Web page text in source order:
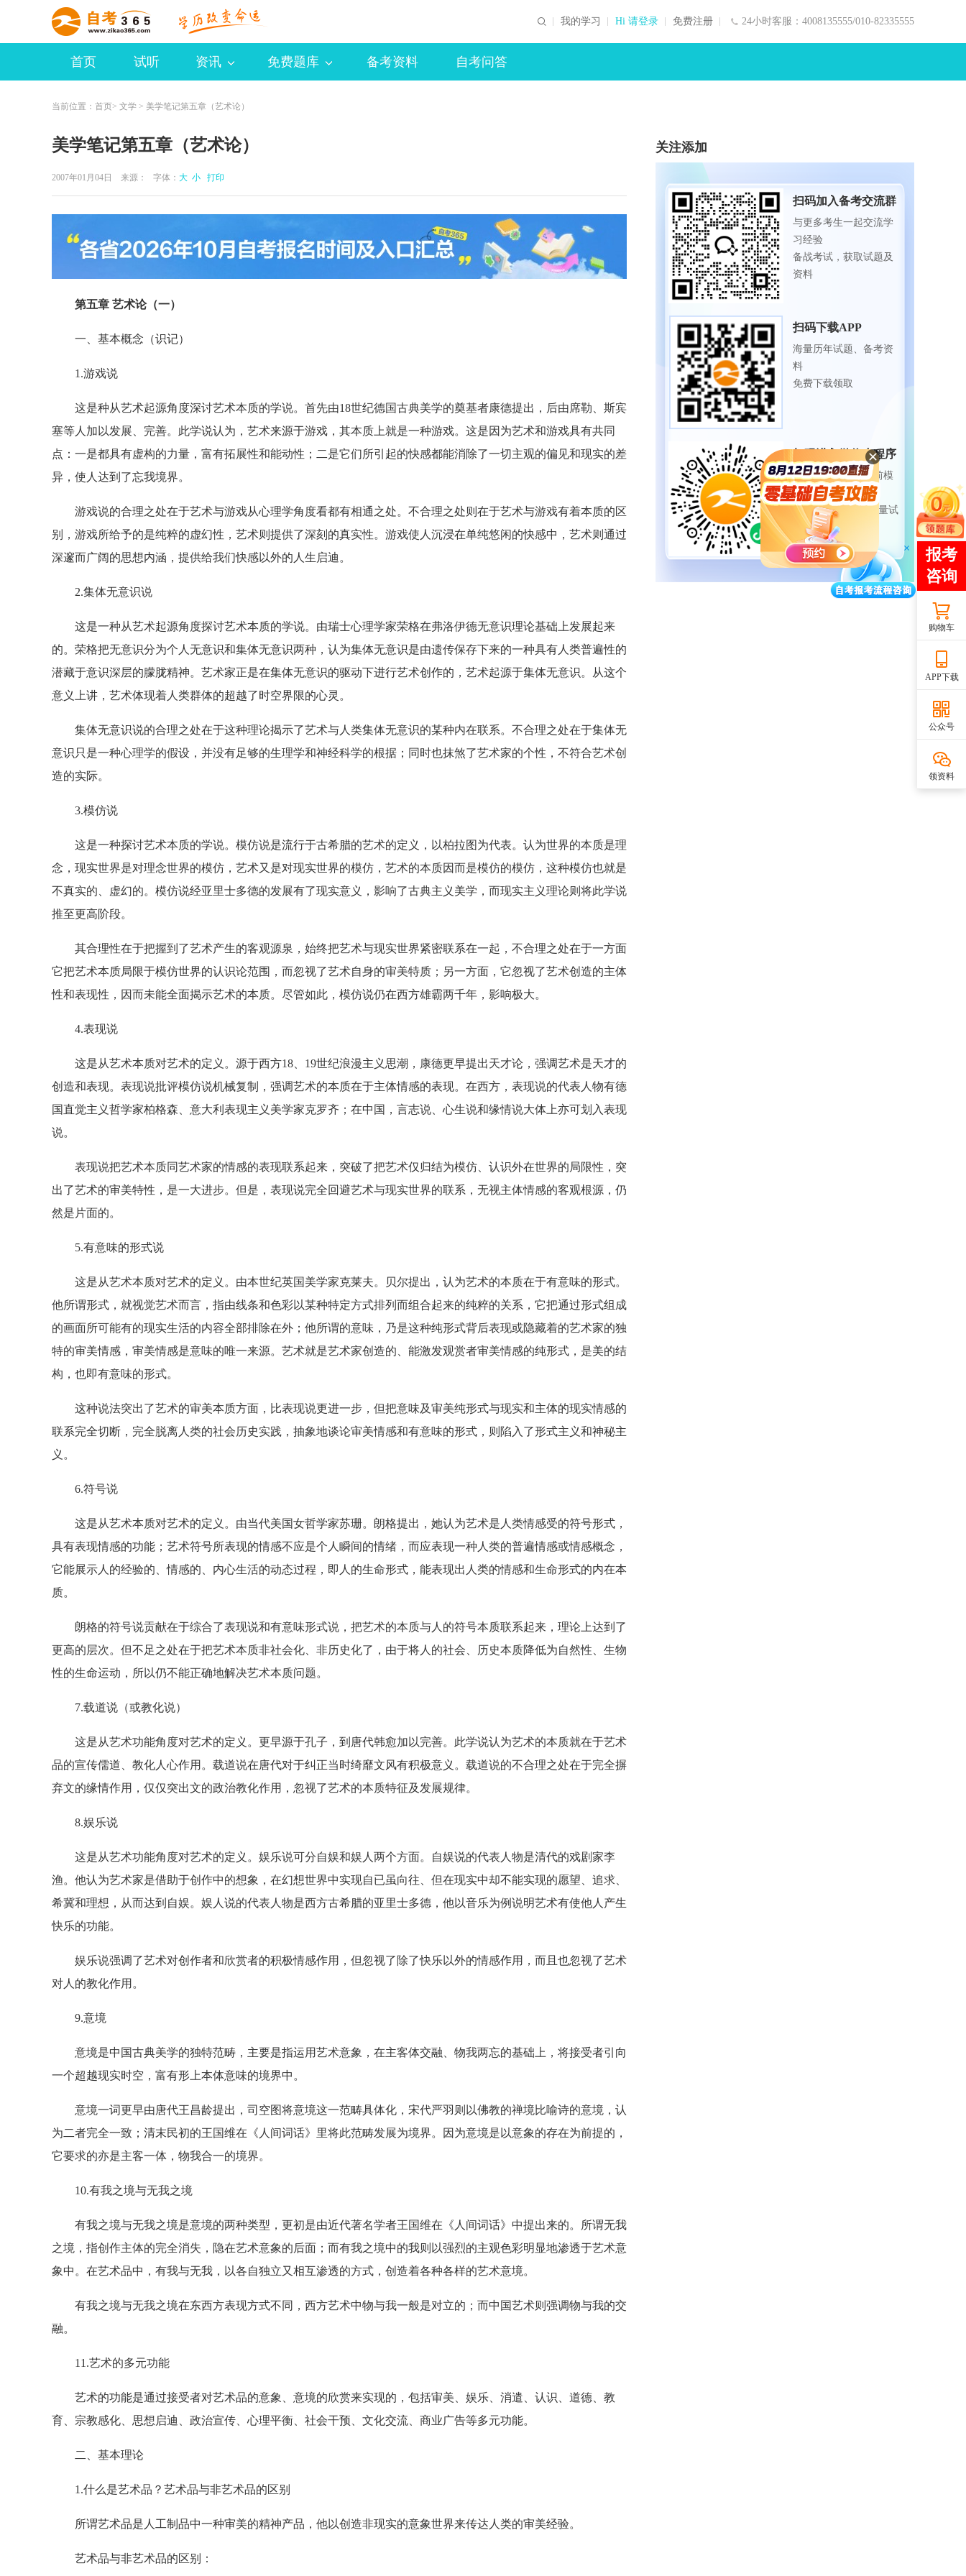
24小时客服：4008135555/010-82335555
我的学习 Hi 请登录 免费注册
首页 试听 资讯 免费题库 备考资料 自考问答
当前位置： 首页> 文学 > 美学笔记第五章（艺术论）
美学笔记第五章（艺术论）
2007年01月04日 来源： 字体： 大 小 打印
第五章 艺术论（一）
一、基本概念（识记）
1.游戏说
这是种从艺术起源角度深讨艺术本质的学说。首先由18世纪德国古典美学的奠基者康德提出，后由席勒、斯宾
塞等人加以发展、完善。此学说认为，艺术来源于游戏，其本质上就是一种游戏。这是因为艺术和游戏具有共同
点：一是都具有虚构的力量，富有拓展性和能动性；二是它们所引起的快感都能消除了一切主观的偏见和现实的差
异，使人达到了忘我境界。
游戏说的合理之处在于艺术与游戏从心理学角度看都有相通之处。不合理之处则在于艺术与游戏有着本质的区
别，游戏所给予的是纯粹的虚幻性，艺术则提供了深刻的真实性。游戏使人沉浸在单纯悠闲的快感中，艺术则通过
深邃而广阔的思想内涵，提供给我们快感以外的人生启迪。
2.集体无意识说
这是一种从艺术起源角度探讨艺术本质的学说。由瑞士心理学家荣格在弗洛伊德无意识理论基础上发展起来
的。荣格把无意识分为个人无意识和集体无意识两种，认为集体无意识是由遗传保存下来的一种具有人类普遍性的
潜藏于意识深层的朦胧精神。艺术家正是在集体无意识的驱动下进行艺术创作的，艺术起源于集体无意识。从这个
意义上讲，艺术体现着人类群体的超越了时空界限的心灵。
集体无意识说的合理之处在于这种理论揭示了艺术与人类集体无意识的某种内在联系。不合理之处在于集体无
意识只是一种心理学的假设，并没有足够的生理学和神经科学的根据；同时也抹煞了艺术家的个性，不符合艺术创
造的实际。
3.模仿说
这是一种探讨艺术本质的学说。模仿说是流行于古希腊的艺术的定义，以柏拉图为代表。认为世界的本质是理
念，现实世界是对理念世界的模仿，艺术又是对现实世界的模仿，艺术的本质因而是模仿的模仿，这种模仿也就是
不真实的、虚幻的。模仿说经亚里士多德的发展有了现实意义，影响了古典主义美学，而现实主义理论则将此学说
推至更高阶段。
其合理性在于把握到了艺术产生的客观源泉，始终把艺术与现实世界紧密联系在一起，不合理之处在于一方面
它把艺术本质局限于模仿世界的认识论范围，而忽视了艺术自身的审美特质；另一方面，它忽视了艺术创造的主体
性和表现性，因而未能全面揭示艺术的本质。尽管如此，模仿说仍在西方雄霸两千年，影响极大。
4.表现说
这是从艺术本质对艺术的定义。源于西方18、19世纪浪漫主义思潮，康德更早提出天才论，强调艺术是天才的
创造和表现。表现说批评模仿说机械复制，强调艺术的本质在于主体情感的表现。在西方，表现说的代表人物有德
国直觉主义哲学家柏格森、意大利表现主义美学家克罗齐；在中国，言志说、心生说和缘情说大体上亦可划入表现
说。
表现说把艺术本质同艺术家的情感的表现联系起来，突破了把艺术仅归结为模仿、认识外在世界的局限性，突
出了艺术的审美特性，是一大进步。但是，表现说完全回避艺术与现实世界的联系，无视主体情感的客观根源，仍
然是片面的。
5.有意味的形式说
这是从艺术本质对艺术的定义。由本世纪英国美学家克莱夫。贝尔提出，认为艺术的本质在于有意味的形式。
他所谓形式，就视觉艺术而言，指由线条和色彩以某种特定方式排列而组合起来的纯粹的关系，它把通过形式组成
的画面所可能有的现实生活的内容全部排除在外；他所谓的意味，乃是这种纯形式背后表现或隐藏着的艺术家的独
特的审美情感，审美情感是意味的唯一来源。艺术就是艺术家创造的、能激发观赏者审美情感的纯形式，是美的结
构，也即有意味的形式。
这种说法突出了艺术的审美本质方面，比表现说更进一步，但把意味及审美纯形式与现实和主体的现实情感的
联系完全切断，完全脱离人类的社会历史实践，抽象地谈论审美情感和有意味的形式，则陷入了形式主义和神秘主
义。
6.符号说
这是从艺术本质对艺术的定义。由当代美国女哲学家苏珊。朗格提出，她认为艺术是人类情感受的符号形式，
具有表现情感的功能；艺术符号所表现的情感不应是个人瞬间的情绪，而应表现一种人类的普遍情感或情感概念，
它能展示人的经验的、情感的、内心生活的动态过程，即人的生命形式，能表现出人类的情感和生命形式的内在本
质。
朗格的符号说贡献在于综合了表现说和有意味形式说，把艺术的本质与人的符号本质联系起来，理论上达到了
更高的层次。但不足之处在于把艺术本质非社会化、非历史化了，由于将人的社会、历史本质降低为自然性、生物
性的生命运动，所以仍不能正确地解决艺术本质问题。
7.载道说（或教化说）
这是从艺术功能角度对艺术的定义。更早源于孔子，到唐代韩愈加以完善。此学说认为艺术的本质就在于艺术
品的宣传儒道、教化人心作用。载道说在唐代对于纠正当时绮靡文风有积极意义。载道说的不合理之处在于完全摒
弃文的缘情作用，仅仅突出文的政治教化作用，忽视了艺术的本质特征及发展规律。
8.娱乐说
这是从艺术功能角度对艺术的定义。娱乐说可分自娱和娱人两个方面。自娱说的代表人物是清代的戏剧家李
渔。他认为艺术家是借助于创作中的想象，在幻想世界中实现自已虽向往、但在现实中却不能实现的愿望、追求、
希冀和理想，从而达到自娱。娱人说的代表人物是西方古希腊的亚里士多德，他以音乐为例说明艺术有使他人产生
快乐的功能。
娱乐说强调了艺术对创作者和欣赏者的积极情感作用，但忽视了除了快乐以外的情感作用，而且也忽视了艺术
对人的教化作用。
9.意境
意境是中国古典美学的独特范畴，主要是指运用艺术意象，在主客体交融、物我两忘的基础上，将接受者引向
一个超越现实时空，富有形上本体意味的境界中。
意境一词更早由唐代王昌龄提出，司空图将意境这一范畴具体化，宋代严羽则以佛教的禅境比喻诗的意境，认
为二者完全一致；清末民初的王国维在《人间词话》里将此范畴发展为境界。因为意境是以意象的存在为前提的，
它要求的亦是主客一体，物我合一的境界。
10.有我之境与无我之境
有我之境与无我之境是意境的两种类型，更初是由近代著名学者王国维在《人间词话》中提出来的。所谓无我
之境，指创作主体的完全消失，隐在艺术意象的后面；而有我之境中的我则以强烈的主观色彩明显地渗透于艺术意
象中。在艺术品中，有我与无我，以各自独立又相互渗透的方式，创造着各种各样的艺术意境。
有我之境与无我之境在东西方表现方式不同，西方艺术中物与我一般是对立的；而中国艺术则强调物与我的交
融。
11.艺术的多元功能
艺术的功能是通过接受者对艺术品的意象、意境的欣赏来实现的，包括审美、娱乐、消遣、认识、道德、教
育、宗教感化、思想启迪、政治宣传、心理平衡、社会干预、文化交流、商业广告等多元功能。
二、基本理论
1.什么是艺术品？艺术品与非艺术品的区别
所谓艺术品是人工制品中一种审美的精神产品，他以创造非现实的意象世界来传达人类的审美经验。
艺术品与非艺术品的区别：
关注添加
扫码加入备考交流群
与更多考生一起交流学
习经验
备战考试，获取试题及
资料
扫码下载APP
海量历年试题、备考资
料
免费下载领取
扫码进入微信小程序
每日练题巩固、考前模
拟实战
免费体验自考365海量试
购物车
APP下载
公众号
领资料